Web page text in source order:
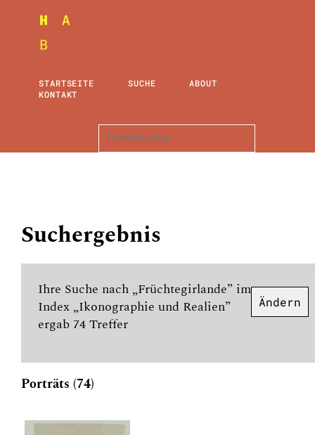
STARTSEITE SUCHE
ABOUT
KONTAKT
Suchergebnis
Ihre Suche nach „Früchtegirlande” im
Index „Ikonographie und Realien”
ergab 74 Treffer
Ändern
Porträts (74)